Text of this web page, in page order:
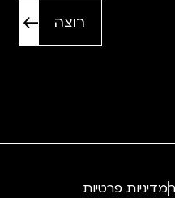
מדיניות פרטיות